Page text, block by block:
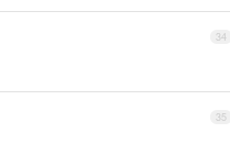
34
35